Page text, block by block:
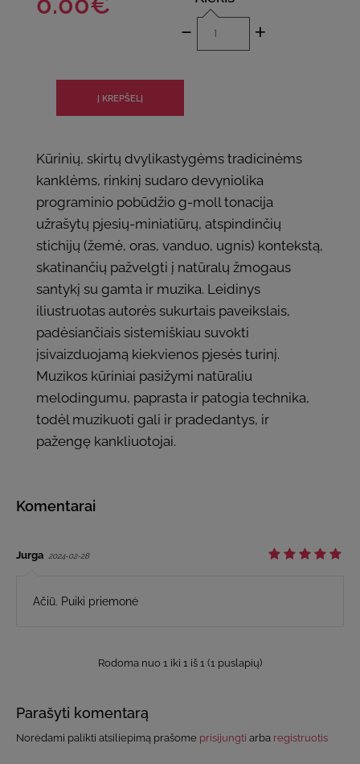
- +
Kūrinių, skirtų dvylikastygėms tradicinėms
kanklėms, rinkinį sudaro devyniolika
programinio pobūdžio g-moll tonacija
užrašytų pjesių-miniatiūrų, atspindinčių
stichijų (žemė, oras, vanduo, ugnis) kontekstą,
skatinančių pažvelgti į natūralų žmogaus
santykį su gamta ir muzika. Leidinys
iliustruotas autorės sukurtais paveikslais,
padėsiančiais sistemiškiau suvokti
įsivaizduojamą kiekvienos pjesės turinį.
Muzikos kūriniai pasižymi natūraliu
melodingumu, paprasta ir patogia technika,
todėl muzikuoti gali ir pradedantys, ir
pažengę kankliuotojai.
Komentarai
Jurga 2024-02-28
Ačiū. Puiki priemonė
Rodoma nuo 1 iki 1 iš 1 (1 puslapių)
Parašyti komentarą
Norėdami palikti atsiliepimą prašome prisijungti arba registruotis